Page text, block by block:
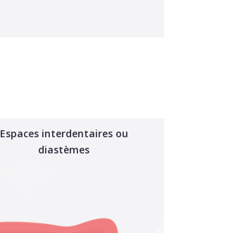
Espaces interdentaires ou
diastèmes